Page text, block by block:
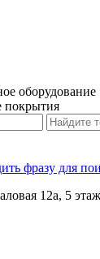
оборудование
покрытия
фразу для
12а, 5